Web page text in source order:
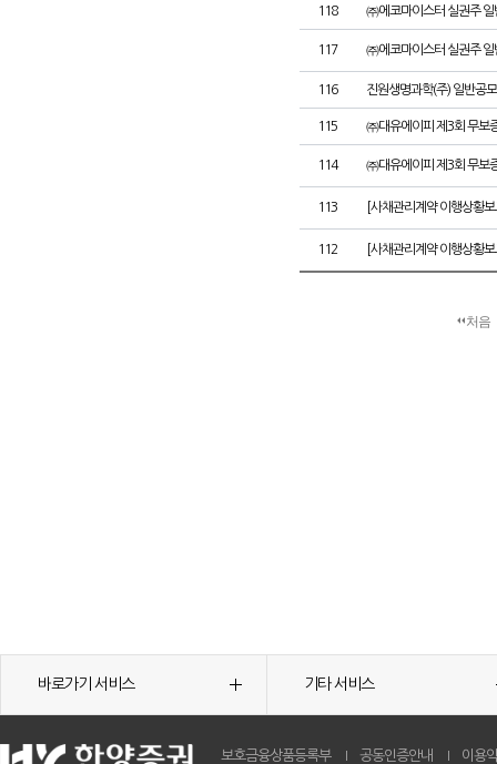
118 ㈜에코마이스터 실권주 일
117 ㈜에코마이스터 실권주 일
116 진원생명과학(주) 일반공
115 ㈜대유에이피 제3회 무보
114 ㈜대유에이피 제3회 무보
113 [사채관리계약 이행상황
112 [사채관리계약 이행상황
처음
바로가기 서비스 기타 서비스
보호금융상품등록부 공동인증안내 이용